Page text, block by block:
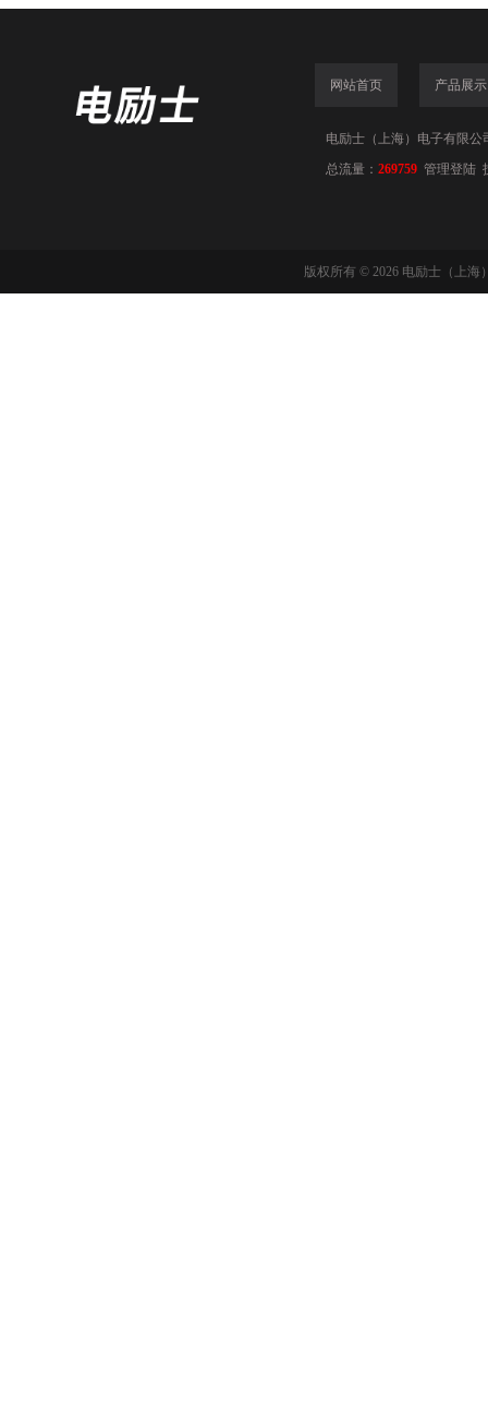
网站首页 产品展示
电励士（上海）电子有限公
总流量： 269759 管理登陆
版权所有 © 2026 电励士（上